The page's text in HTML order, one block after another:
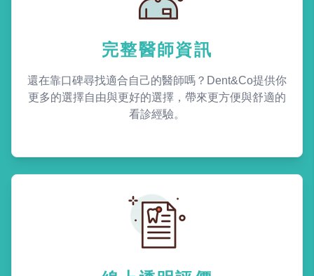
完整醫師資訊
還在靠口碑尋找適合自己的醫師嗎？Dent&Co提供你
更多的選擇自由與更好的選擇，帶來更方便與舒適的
看診經驗。